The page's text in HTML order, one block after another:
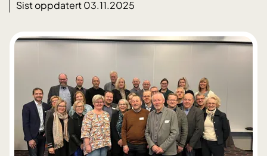
Sist oppdatert 03.11.2025